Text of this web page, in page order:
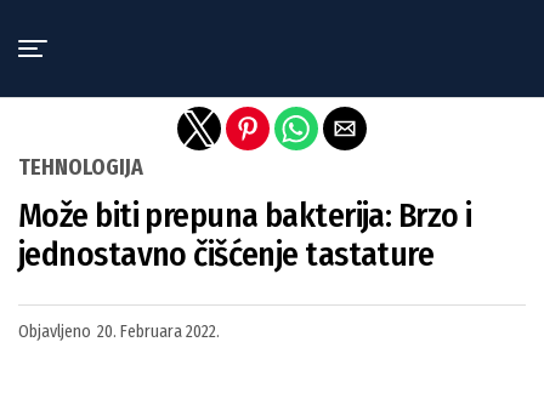
TEHNOLOGIJA
Može biti prepuna bakterija: Brzo i
jednostavno čišćenje tastature
Objavljeno 20. Februara 2022.